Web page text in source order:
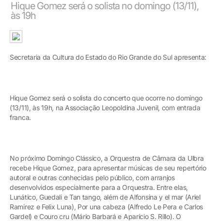
Hique Gomez será o solista no domingo (13/11),
às 19h
Secretaria da Cultura do Estado do Rio Grande do Sul apresenta:
Hique Gomez será o solista do concerto que ocorre no domingo
(13/11), às 19h, na Associação Leopoldina Juvenil, com entrada
franca.
No próximo Domingo Clássico, a Orquestra de Câmara da Ulbra
recebe Hique Gomez, para apresentar músicas de seu repertório
autoral e outras conhecidas pelo público, com arranjos
desenvolvidos especialmente para a Orquestra. Entre elas,
Lunático, Guedali e Tan tango, além de Alfonsina y el mar (Ariel
Ramirez e Felix Luna), Por una cabeza (Alfredo Le Pera e Carlos
Gardel) e Couro cru (Mário Barbará e Aparício S. Rillo). O